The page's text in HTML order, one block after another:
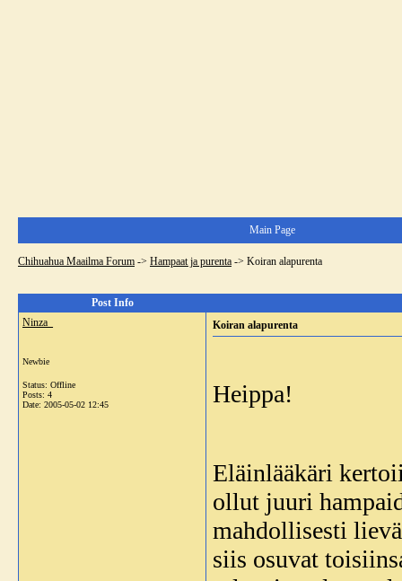
Main Page
Chihuahua Maailma Forum -> Hampaat ja purenta -> Koiran alapurenta
Post Info
Ninza_
Newbie
Status: Offline
Posts: 4
Date: 2005-05-02 12:45
Koiran alapurenta
Heippa!
Eläinlääkäri
ollut juuri
mahdollisesti
siis osuvat